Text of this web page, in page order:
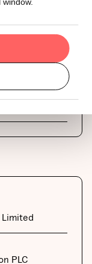
150000
Limited
PLC